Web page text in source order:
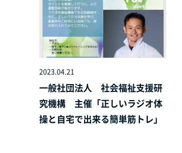
2023.04.21
一般社団法人 社会福祉支援研
究機構 主催「正しいラジオ体
操と自宅で出来る簡単筋トレ」